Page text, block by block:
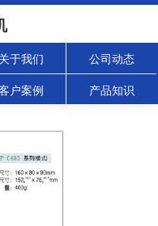
关于我们 公司动态
户案例 产品知识